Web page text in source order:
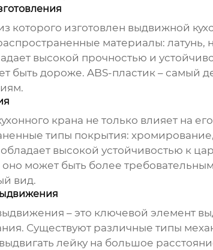
которого изготовлен выдвижной
материалы: латунь,
высокой прочностью и
быть дороже. ABS-пластик – самый
крана не только влияет на
типы покрытия:
обладает высокой устойчивостью к
оно может быть более
вид.
– это ключевой элемент
Существуют различные типы
лейку на большое